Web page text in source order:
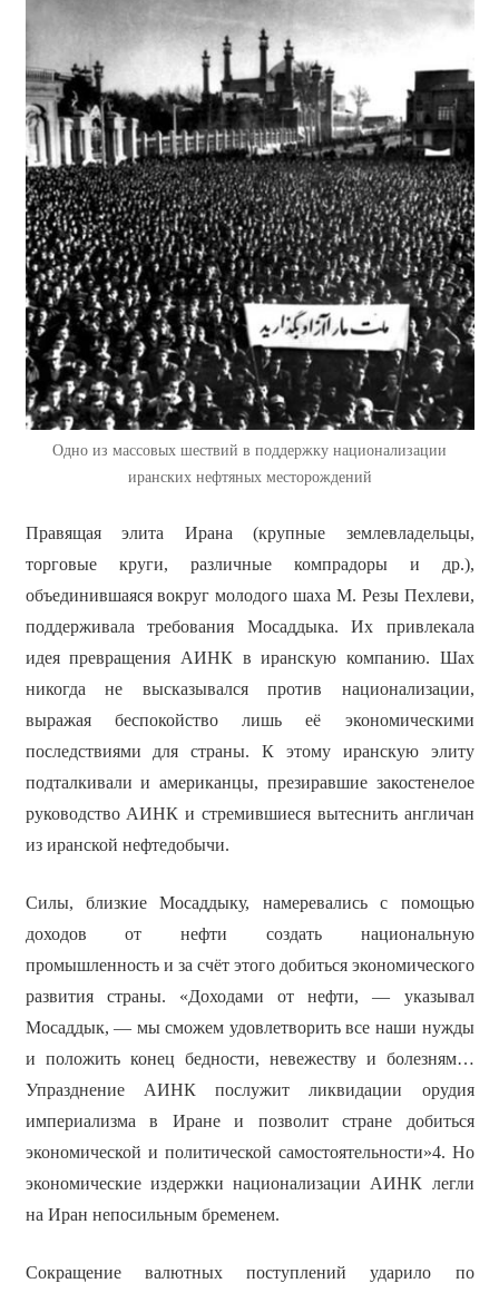
Одно из массовых шествий в поддержку национализации
иранских нефтяных месторождений
Правящая элита Ирана (крупные землевладельцы,
торговые круги, различные компрадоры и др.),
объединившаяся вокруг молодого шаха М. Резы Пехлеви,
поддерживала требования Мосаддыка. Их привлекала
идея превращения АИНК в иранскую компанию. Шах
никогда не высказывался против национализации,
выражая беспокойство лишь её экономическими
последствиями для страны. К этому иранскую элиту
подталкивали и американцы, презиравшие закостенелое
руководство АИНК и стремившиеся вытеснить англичан
из иранской нефтедобычи.
Силы, близкие Мосаддыку, намеревались с помощью
доходов от нефти создать национальную
промышленность и за счёт этого добиться экономического
развития страны. «Доходами от нефти, — указывал
Мосаддык, — мы сможем удовлетворить все наши нужды
и положить конец бедности, невежеству и болезням…
Упразднение АИНК послужит ликвидации орудия
империализма в Иране и позволит стране добиться
экономической и политической самостоятельности»4. Но
экономические издержки национализации АИНК легли
на Иран непосильным бременем.
Сокращение валютных поступлений ударило по